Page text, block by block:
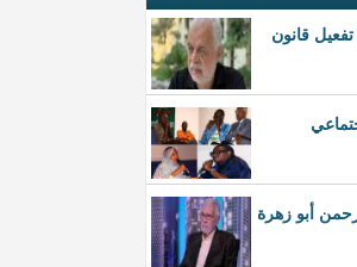
تفعيل قانون
أبو زهرة